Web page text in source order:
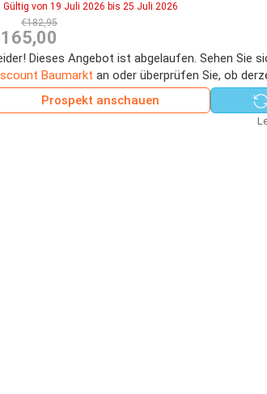
Gültig von 19 Juli 2026 bis 25 Juli 2026
€182,95
Dieses Angebot ist abgelaufen. Sehen Sie
Baumarkt an oder überprüfen Sie, ob
Prospekt anschauen